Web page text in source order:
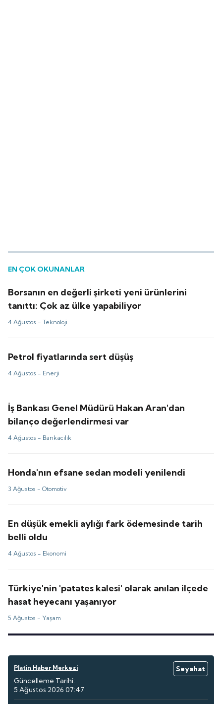
EN ÇOK OKUNANLAR
Borsanın en değerli şirketi yeni ürünlerini
tanıttı: Çok az ülke yapabiliyor
4 Ağustos -Teknoloji
Petrol fiyatlarında sert düşüş
4 Ağustos - Enerji
İş Bankası Genel Müdürü Hakan Aran'dan
bilanço değerlendirmesi var
4 Ağustos - Bankacılık
Honda'nın efsane sedan modeli yenilendi
3 Ağustos -Otomotiv
En düşük emekli aylığı fark ödemesinde tarih
belli oldu
4 Ağustos - Ekonomi
Türkiye'nin 'patates kalesi' olarak anılan ilçede
hasat heyecanı yaşanıyor
5 Ağustos - Yaşam
Platin Haber Merkezi
Seyahat
Güncelleme Tarihi:
5 Ağustos 2026 07:47